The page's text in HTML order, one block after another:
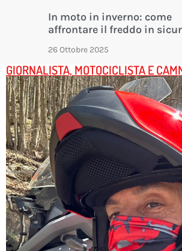
In moto in inverno: come
affrontare il freddo in
26 Ottobre 2025
GIORNALISTA, MOTOCICLISTA E